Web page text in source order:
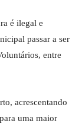
é ilegal e
passar a ser
entre
acrescentando
uma maior